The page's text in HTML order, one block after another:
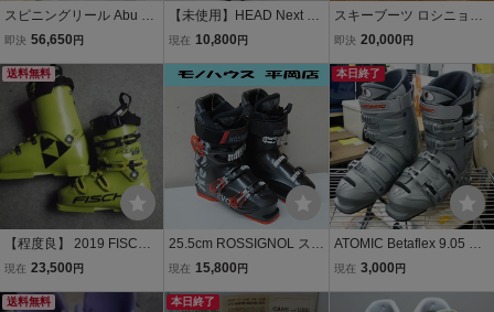
スピニングリール Abu Ga
rcia アブガルシア Cardin
説明書、布袋
即決 56,650 円
【未使用】HEAD Next Ed
ge 80 スキーブーツ/25-2
現在 10,800 円
スキーブーツ ロシニョー
ル ROSSIGNOL DEMO W
mm フレックス130 ラス
ト92
即決 20,000 円
送料無料
【程度良】 2019 FISCHE
R スキー レーシング ブー
5 cm ◆ フィッシャー ポ
現在 23,500 円
25.5cm ROSSIGNOL スキ
ーブーツ EVO70 ブラック
ロシニョール エヴォ70 札
現在 15,800 円
本日終了
ATOMIC Betaflex 9.05 ス
キーブーツ サイズ25.0-2
長296mm アトミック ス
現在 3,000 円
送料無料 本日終了